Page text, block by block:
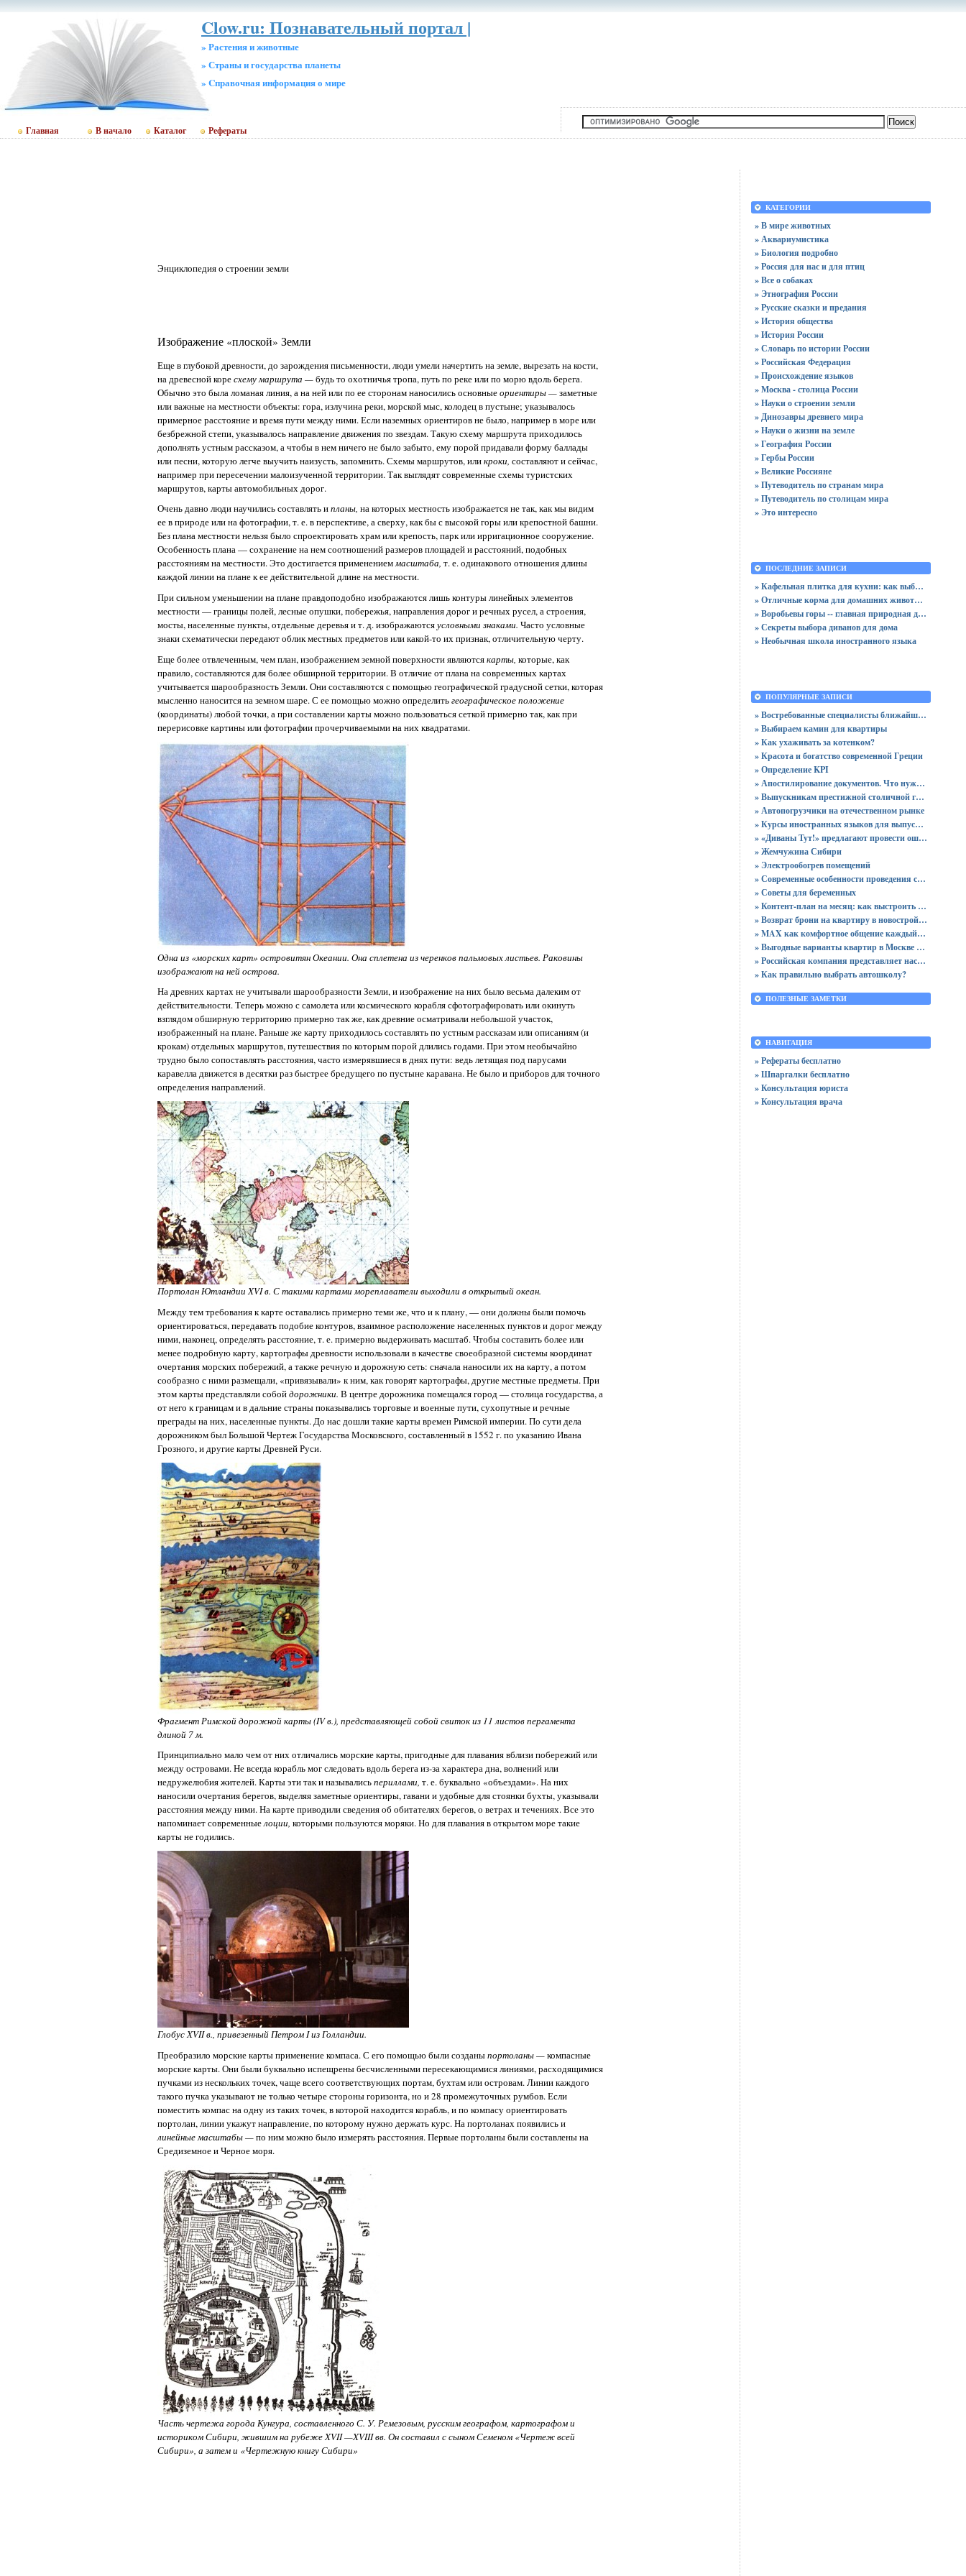
Clow.ru: Познавательный портал |
» Растения и животные
» Страны и государства планеты
» Cправочная информация о мире
Главная В начало Каталог Рефераты
Энциклопедия о строении земли
Изображение «плоской» Земли
Еще в глубокой древности, до зарождения письменности, люди умели начертить на земле, вырезать на кости,
на древесной коресхему маршрута —будь то охотничья тропа, путь по реке или по морю вдоль берега.
Обычно это была ломаная линия, а на ней или по ее сторонам наносились основныеориентиры —заметные
или важные на местности объекты: гора, излучина реки, морской мыс, колодец в пустыне; указывалось
примерное расстояние и время пути между ними. Если наземных ориентиров не было, например в море или
безбрежной степи, указывалось направление движения по звездам. Такую схему маршрута приходилось
дополнять устным рассказом, а чтобы в нем ничего не было забыто, ему порой придавали форму баллады
или песни, которую легче выучить наизусть, запомнить. Схемы маршрутов, иликроки, составляют и сейчас,
например при пересечении малоизученной территории. Так выглядят современные схемы туристских
маршрутов, карты автомобильных дорог.
Очень давно люди научились составлять ипланы, на которых местность изображается не так, как мы видим
ее в природе или на фотографии, т. е. в перспективе, а сверху, как бы с высокой горы или крепостной башни.
Без плана местности нельзя было спроектировать храм или крепость, парк или ирригационное сооружение.
Особенность плана — сохранение на нем соотношений размеров площадей и расстояний, подобных
расстояниям на местности. Это достигается применениеммасштаба, т. е. одинакового отношения длины
каждой линии на плане к ее действительной длине на местности.
При сильном уменьшении на плане правдоподобно изображаются лишь контуры линейных элементов
местности — границы полей, лесные опушки, побережья, направления дорог и речных русел, а строения,
мосты, населенные пункты, отдельные деревья и т. д. изображаютсяусловными знаками. Часто условные
знаки схематически передают облик местных предметов или какой-то их признак, отличительную черту.
Еще более отвлеченным, чем план, изображением земной поверхности являютсякарты, которые, как
правило, составляются для более обширной территории. В отличие от плана на современных картах
учитывается шарообразность Земли. Они составляются с помощью географической градусной сетки, которая
мысленно наносится на земном шаре. С ее помощью можно определитьгеографическое положение
(координаты) любой точки, а при составлении карты можно пользоваться сеткой примерно так, как при
перерисовке картины или фотографии прочерчиваемыми на них квадратами.
Одна из «морских карт» островитян Океании. Она сплетена из черенков пальмовых листьев. Раковины
изображают на ней острова.
На древних картах не учитывали шарообразности Земли, и изображение на них было весьма далеким от
действительности. Теперь можно с самолета или космического корабля сфотографировать или окинуть
взглядом обширную территорию примерно так же, как древние осматривали небольшой участок,
изображенный на плане. Раньше же карту приходилось составлять по устным рассказам или описаниям (и
крокам) отдельных маршрутов, путешествия по которым порой длились годами. При этом необычайно
трудно было сопоставлять расстояния, часто измерявшиеся в днях пути: ведь летящая под парусами
каравелла движется в десятки раз быстрее бредущего по пустыне каравана. Не было и приборов для точного
определения направлений.
Портолан Ютландии XVI в. С такими картами мореплаватели выходили в открытый океан.
Между тем требования к карте оставались примерно теми же, что и к плану, — они должны были помочь
ориентироваться, передавать подобие контуров, взаимное расположение населенных пунктов и дорог между
ними, наконец, определять расстояние, т. е. примерно выдерживать масштаб. Чтобы составить более или
менее подробную карту, картографы древности использовали в качестве своеобразной системы координат
очертания морских побережий, а также речную и дорожную сеть: сначала наносили их на карту, а потом
сообразно с ними размещали, «привязывали» к ним, как говорят картографы, другие местные предметы. При
этом карты представляли собойдорожники. В центре дорожника помещался город — столица государства, а
от него к границам и в дальние страны показывались торговые и военные пути, сухопутные и речные
преграды на них, населенные пункты. До нас дошли такие карты времен Римской империи. По сути дела
дорожником был Большой Чертеж Государства Московского, составленный в 1552 г. по указанию Ивана
Грозного, и другие карты Древней Руси.
Фрагмент Римской дорожной карты (IV в.), представляющей собой свиток из 11 листов пергамента
длиной 7 м.
Принципиально мало чем от них отличались морские карты, пригодные для плавания вблизи побережий или
между островами. Не всегда корабль мог следовать вдоль берега из-за характера дна, волнений или
недружелюбия жителей. Карты эти так и называлисьпериллами, т. е. буквально «объездами». На них
наносили очертания берегов, выделяя заметные ориентиры, гавани и удобные для стоянки бухты, указывали
расстояния между ними. На карте приводили сведения об обитателях берегов, о ветрах и течениях. Все это
напоминает современныелоции, которыми пользуются моряки. Но для плавания в открытом море такие
карты не годились.
Глобус XVII в., привезенный Петром I из Голландии.
Преобразило морские карты применение компаса. С его помощью были созданыпортоланы —компасные
морские карты. Они были буквально испещрены бесчисленными пересекающимися линиями, расходящимися
пучками из нескольких точек, чаще всего соответствующих портам, бухтам или островам. Линии каждого
такого пучка указывают не только четыре стороны горизонта, но и 28 промежуточных румбов. Если
поместить компас на одну из таких точек, в которой находится корабль, и по компасу ориентировать
портолан, линии укажут направление, по которому нужно держать курс. На портоланах появились и
линейные масштабы —по ним можно было измерять расстояния. Первые портоланы были составлены на
Средиземное и Черное моря.
Часть чертежа города Кунгура, составленного С. У. Ремезовым, русским географом, картографом и
историком Сибири, жившим на рубеже XVII —XVIII вв. Он составил с сыном Семеном «Чертеж всей
Сибири», а затем и «Чертежную книгу Сибири»
КАТЕГОРИИ
» В мире животных
» Аквариумистика
» Биология подробно
» Россия для нас и для птиц
» Все о собаках
» Этнография России
» Русские сказки и предания
» История общества
» История России
» Словарь по истории России
» Российская Федерация
» Происхождение языков
» Москва - столица России
» Науки о строении земли
» Динозавры древнего мира
» Науки о жизни на земле
» География России
» Гербы России
» Великие Россияне
» Путеводитель по странам мира
» Путеводитель по столицам мира
» Это интересно
ПОСЛЕДНИЕ ЗАПИСИ
» Кафельная плитка для кухни: как выбрать практичную отделку
» Отличные корма для домашних животных
» Воробьевы горы -- главная природная достопримечательность Москвы
» Секреты выбора диванов для дома
» Необычная школа иностранного языка
ПОПУЛЯРНЫЕ ЗАПИСИ
» Востребованные специалисты ближайшего будущего
» Выбираем камин для квартиры
» Как ухаживать за котенком?
» Красота и богатство современной Греции
» Определение KPI
» Апостилирование документов. Что нужно учитывать?
» Выпускникам престижной столичной гимназии вручены 64 аттестата
» Автопогрузчики на отечественном рынке
» Курсы иностранных языков для выпускников
» «Диваны Тут!» предлагают провести ошеломительную ночь!
» Жемчужина Сибири
» Электрообогрев помещений
» Современные особенности проведения сертификации
» Советы для беременных
» Контент-план на месяц: как выстроить стратегию публикаций без хаоса
» Возврат брони на квартиру в новостройке - пошаговая инструкция и советы юриста
» MAX как комфортное общение каждый день: звонки без ограничений и файлы до 4 ГБ
» Выгодные варианты квартир в Москве с доступными ценами для покупки без переплат
» Российская компания представляет настольный ПК
» Как правильно выбрать автошколу?
ПОЛЕЗНЫЕ ЗАМЕТКИ
НАВИГАЦИЯ
» Рефераты бесплатно
» Шпаргалки бесплатно
» Консультация юриста
» Консультация врача